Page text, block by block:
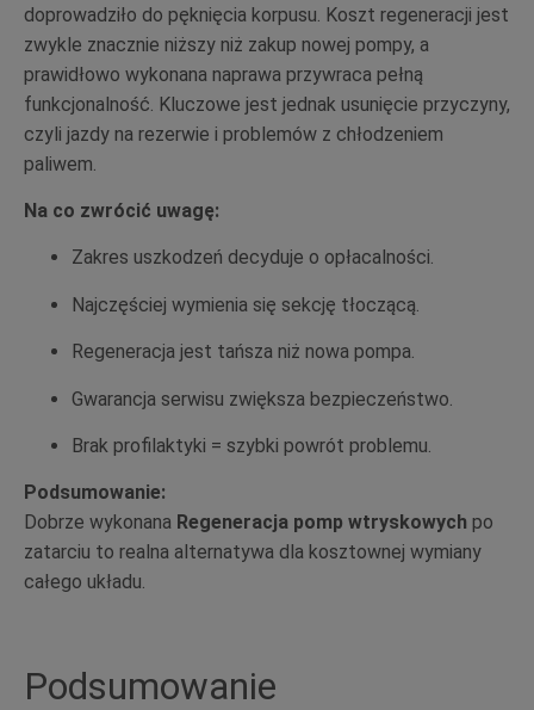
doprowadziło do pęknięcia korpusu. Koszt regeneracji jest
zwykle znacznie niższy niż zakup nowej pompy, a
prawidłowo wykonana naprawa przywraca pełną
funkcjonalność. Kluczowe jest jednak usunięcie przyczyny,
czyli jazdy na rezerwie i problemów z chłodzeniem
paliwem.
Na co zwrócić uwagę:
Zakres uszkodzeń decyduje o opłacalności.
Najczęściej wymienia się sekcję tłoczącą.
Regeneracja jest tańsza niż nowa pompa.
Gwarancja serwisu zwiększa bezpieczeństwo.
Brak profilaktyki = szybki powrót problemu.
Podsumowanie:
Dobrze wykonana Regeneracja pomp wtryskowych po
zatarciu to realna alternatywa dla kosztownej wymiany
całego układu.
Podsumowanie